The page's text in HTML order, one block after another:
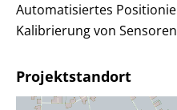
Automatisiertes
Kalibrierung von
Projektstandort